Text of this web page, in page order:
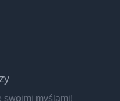
swoimi myślami!